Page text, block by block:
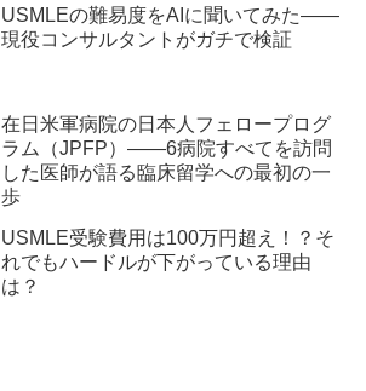
USMLEの難易度をAIに聞いてみた——
現役コンサルタントがガチで検証
在日米軍病院の日本人フェロープログ
ラム（JPFP）——6病院すべてを訪問
した医師が語る臨床留学への最初の一
歩
USMLE受験費用は100万円超え！？そ
れでもハードルが下がっている理由
は？